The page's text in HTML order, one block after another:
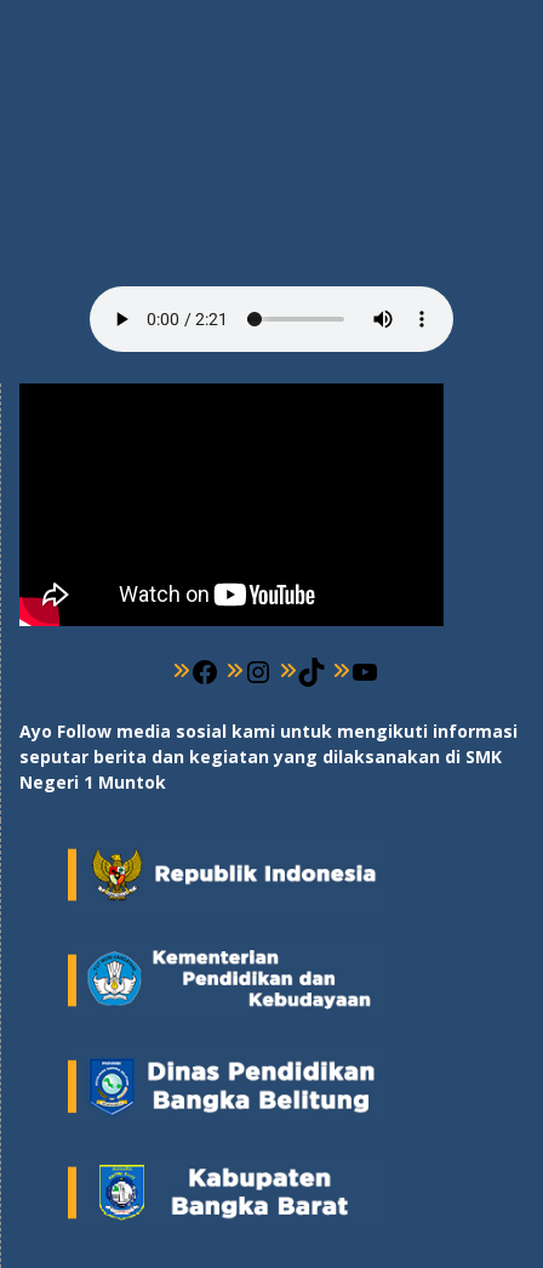
Ayo Follow media sosial kami untuk mengikuti informasi
seputar berita dan kegiatan yang dilaksanakan di SMK
Negeri 1 Muntok